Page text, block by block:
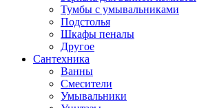
Тумбы с умывальниками
Подстолья
Шкафы пеналы
Другое
Сантехника
Ванны
Смесители
Умывальники